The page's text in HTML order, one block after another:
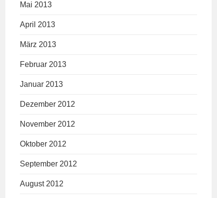
Mai 2013
April 2013
März 2013
Februar 2013
Januar 2013
Dezember 2012
November 2012
Oktober 2012
September 2012
August 2012